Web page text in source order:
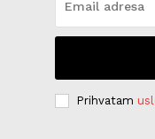
Prihvatam